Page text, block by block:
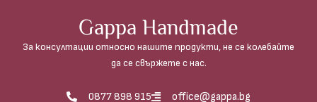
Gappa Handmade
За консултации относно нашите продукти, не се колебайте
да се свържете с нас.
0877 898 915 office@gappa.bg